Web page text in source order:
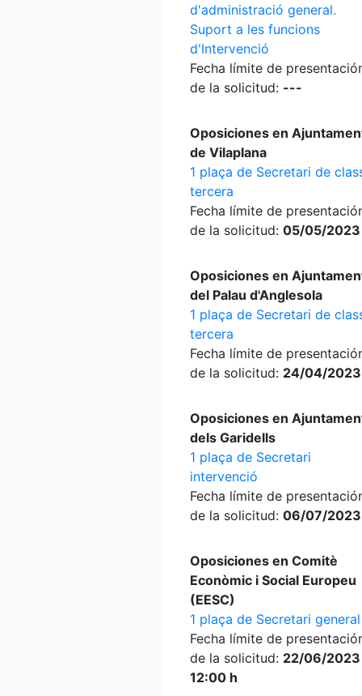
d'administració general.
Suport a les funcions
d'Intervenció
Fecha límite de
de la solicitud: ---
Oposiciones en
de Vilaplana
1 plaça de Secretari de
tercera
Fecha límite de
de la solicitud: 05/05/2023
Oposiciones en
del Palau d'Anglesola
1 plaça de Secretari de
tercera
Fecha límite de
de la solicitud: 24/04/2023
Oposiciones en
dels Garidells
1 plaça de Secretari
intervenció
Fecha límite de
de la solicitud: 06/07/2023
Oposiciones en Comitè
Econòmic i Social Europeu
(EESC)
1 plaça de Secretari general
Fecha límite de
de la solicitud: 22/06/2023
12:00 h